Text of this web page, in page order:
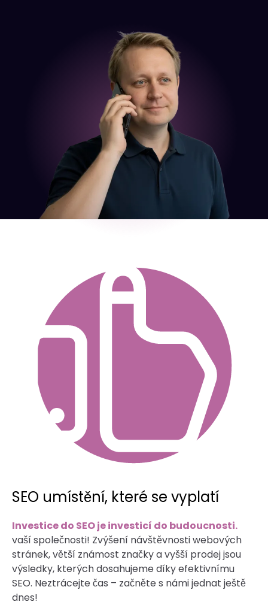
SEO umístění, které se vyplatí
Investice do SEO je investicí do budoucnosti.
vaší společnosti! Zvýšení návštěvnosti webových
stránek, větší známost značky a vyšší prodej jsou
výsledky, kterých dosahujeme díky efektivnímu
SEO. Neztrácejte čas – začněte s námi jednat ještě
dnes!